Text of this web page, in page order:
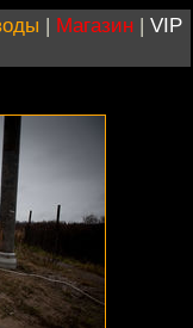
| Магазин | VIP